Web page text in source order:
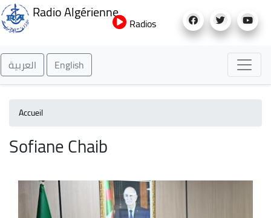
au
Radio Algérienne
Radios
العربية English
Accueil
Sofiane Chaib